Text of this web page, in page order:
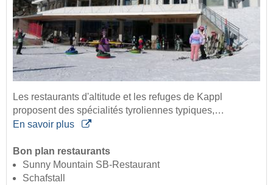
Les restaurants d'altitude et les refuges de Kappl
proposent des spécialités tyroliennes typiques,…
En savoir plus
Bon plan restaurants
Sunny Mountain SB-Restaurant
Schafstall